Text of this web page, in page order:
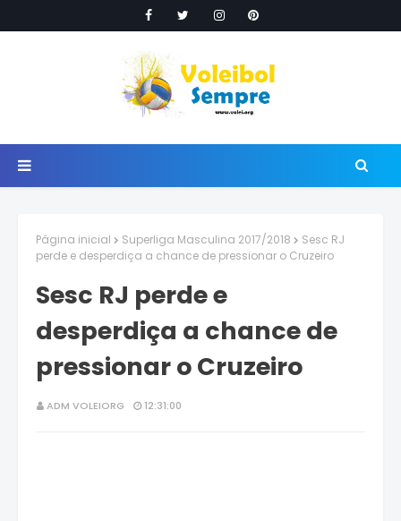
Página inicial Superliga Masculina 2017/2018
Sesc RJ
perde e desperdiça a chance de pressionar o Cruzeiro
Sesc RJ perde e
desperdiça a chance de
pressionar o Cruzeiro
ADM VOLEIORG 12:31:00